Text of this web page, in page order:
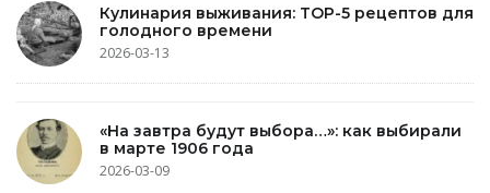
Кулинария выживания: TOP-5 рецептов для
голодного времени
2026-03-13
«На завтра будут выбора…»: как выбирали
в марте 1906 года
2026-03-09